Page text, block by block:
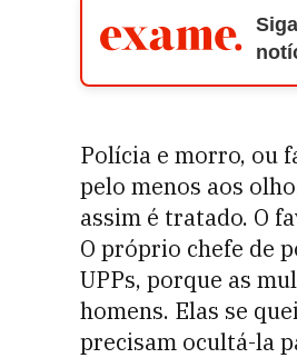
Polícia e morro, ou
pelo menos aos
assim é tratado. O
O próprio chefe de
UPPs, porque as
homens. Elas se
precisam ocultá-la